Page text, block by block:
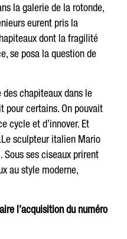
la galerie de la rotonde,
eurent pris la
dont la fragilité
se posa la question de
chapiteaux dans le
pour certains. On pouvait
cycle et d’innover. Et
sculpteur italien Mario
ses ciseaux prirent
au style moderne,
l’acquisition du numéro